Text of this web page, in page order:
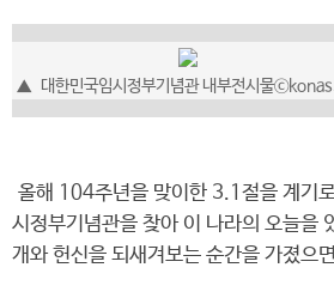
▲ 대한민국임시정부기념관 내부전시물
올해 104주년을 맞이한 3.1절을 계기
시정부기념관을 찾아 이 나라의 오늘을
개와 헌신을 되새겨보는 순간을 가졌